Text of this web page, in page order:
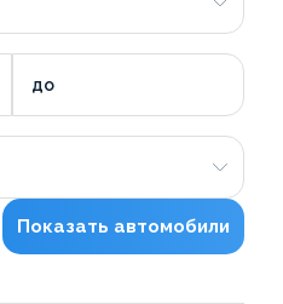
до
Показать автомобили